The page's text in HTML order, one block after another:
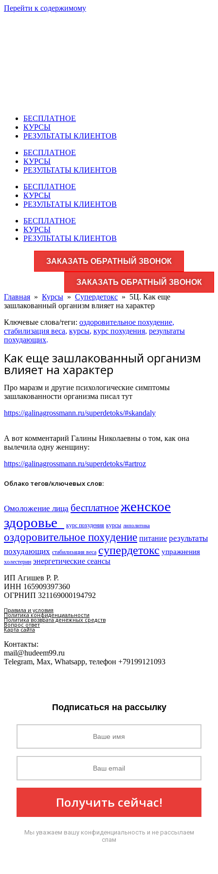
Перейти к содержимому
БЕСПЛАТНОЕ
КУРСЫ
РЕЗУЛЬТАТЫ КЛИЕНТОВ
БЕСПЛАТНОЕ
КУРСЫ
РЕЗУЛЬТАТЫ КЛИЕНТОВ
БЕСПЛАТНОЕ
КУРСЫ
РЕЗУЛЬТАТЫ КЛИЕНТОВ
БЕСПЛАТНОЕ
КУРСЫ
РЕЗУЛЬТАТЫ КЛИЕНТОВ
ЗАКАЗАТЬ ОБРАТНЫЙ ЗВОНОК
ЗАКАЗАТЬ ОБРАТНЫЙ ЗВОНОК
Главная » Курсы » Супердетокс » 5Ц. Как еще
зашлакованный организм влияет на характер
Ключевые слова/теги: оздоровительное похудение,
стабилизация веса, курсы, курс похудения, результаты
похудающих.
Как еще зашлакованный организм
влияет на характер
Про маразм и другие психологические симптомы
зашлакованности организма писал тут
https://galinagrossmann.ru/superdetoks/#skandaly
А вот комментарий Галины Николаевны о том, как она
вылечила одну женщину:
https://galinagrossmann.ru/superdetoks/#artroz
Облако тегов/ключевых слов:
Омоложение лица бесплатноеженское
здоровье​
курс похудения курсы липолитика
оздоровительное похудение питание результаты
похудающих стабилизация веса супердетокс упражнения
холестерин энергетические сеансы
ИП Агишев Р. Р.
ИНН 165909397360
ОГРНИП 321169000194792
Правила и условия
Политика конфиденциальности
Политика возврата денежных средств
Вопрос ответ
Карта сайта
Контакты:
mail@hudeem99.ru
Telegram, Max, Whatsapp, телефон +79199121093
Подписаться на рассылку
Получить сейчас!
Мы уважаем вашу конфиденциальность и не рассылаем
спам